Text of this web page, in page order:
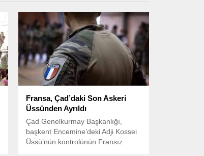
Fransa, Çad’daki Son Askeri
Üssünden Ayrıldı
Çad Genelkurmay Başkanlığı,
başkent Encemine’deki Adji Kossei
Üssü’nün kontrolünün Fransız